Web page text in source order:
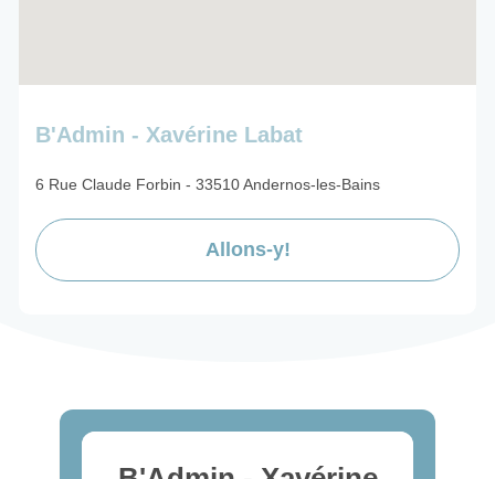
B'Admin - Xavérine Labat
6 Rue Claude Forbin - 33510 Andernos-les-Bains
Allons-y!